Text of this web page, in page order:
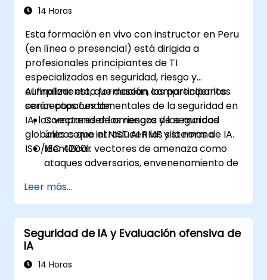
14 Horas
Esta formación en vivo con instructor en Peru
(en línea o presencial) está dirigida a
profesionales principiantes de TI
especializados en seguridad, riesgo y
cumplimiento, que desean comprender los
conceptos fundamentales de la seguridad en
IA, los vectores de amenaza y los marcos
globales como el NIST AI RMF y la norma
ISO/IEC 42001.
Al finalizar esta formación, los participantes
serán capaces de:
Comprender los riesgos de seguridad
únicos que introducen los sistemas de IA.
Identificar vectores de amenaza como
ataques adversarios, envenenamiento de
Aplicar modelos de gobernanza
fundamentales como el Marco de
Gestión de Riesgos de IA del NIST (NIST AI
RMF).
emergentes, directrices de cumplimiento
Leer más...
Seguridad de IA y Evaluación ofensiva de
IA
14 Horas